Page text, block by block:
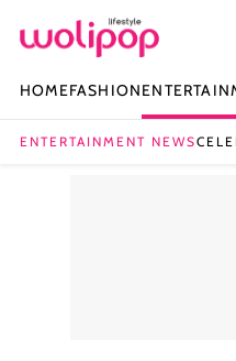
HOMEFASHION
ENTERTAINMENT NEWS